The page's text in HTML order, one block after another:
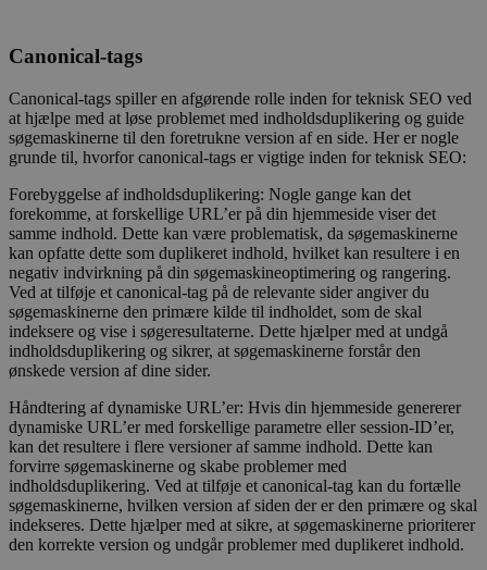
Canonical-tags
Canonical-tags spiller en afgørende rolle inden for teknisk SEO ved
at hjælpe med at løse problemet med indholdsduplikering og guide
søgemaskinerne til den foretrukne version af en side. Her er nogle
grunde til, hvorfor canonical-tags er vigtige inden for teknisk SEO:
Forebyggelse af indholdsduplikering: Nogle gange kan det
forekomme, at forskellige URL’er på din hjemmeside viser det
samme indhold. Dette kan være problematisk, da søgemaskinerne
kan opfatte dette som duplikeret indhold, hvilket kan resultere i en
negativ indvirkning på din søgemaskineoptimering og rangering.
Ved at tilføje et canonical-tag på de relevante sider angiver du
søgemaskinerne den primære kilde til indholdet, som de skal
indeksere og vise i søgeresultaterne. Dette hjælper med at undgå
indholdsduplikering og sikrer, at søgemaskinerne forstår den
ønskede version af dine sider.
Håndtering af dynamiske URL’er: Hvis din hjemmeside genererer
dynamiske URL’er med forskellige parametre eller session-ID’er,
kan det resultere i flere versioner af samme indhold. Dette kan
forvirre søgemaskinerne og skabe problemer med
indholdsduplikering. Ved at tilføje et canonical-tag kan du fortælle
søgemaskinerne, hvilken version af siden der er den primære og skal
indekseres. Dette hjælper med at sikre, at søgemaskinerne prioriterer
den korrekte version og undgår problemer med duplikeret indhold.